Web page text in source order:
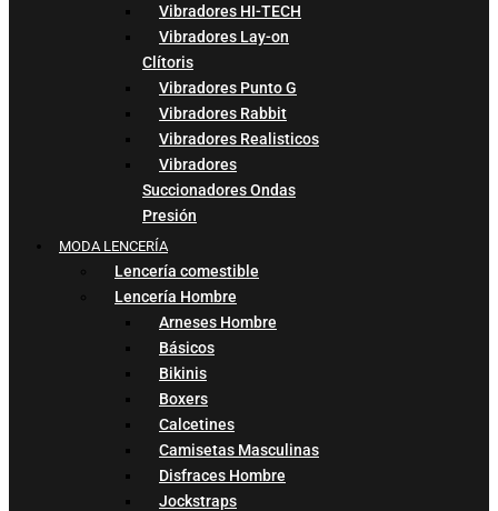
Vibradores HI-TECH
Vibradores Lay-on
Clítoris
Vibradores Punto G
Vibradores Rabbit
Vibradores Realisticos
Vibradores
Succionadores Ondas
Presión
MODA LENCERÍA
Lencería comestible
Lencería Hombre
Arneses Hombre
Básicos
Bikinis
Boxers
Calcetines
Camisetas Masculinas
Disfraces Hombre
Jockstraps